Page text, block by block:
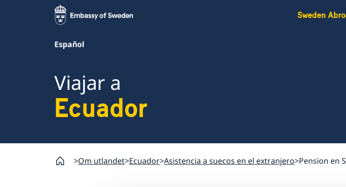
Sweden
Español
Viajar a
Ecuador
Om utlandet Ecuador Asistencia a suecos en el extranjero Pension en